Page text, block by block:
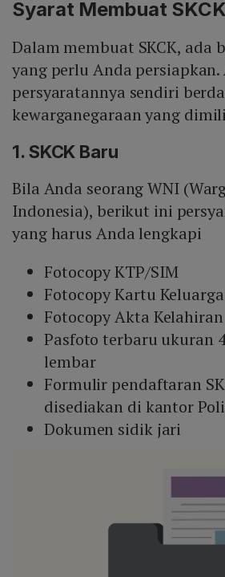
Syarat Membuat SKCK
Dalam membuat SKCK, ada
yang perlu Anda
persyaratannya sendiri
kewarganegaraan yang
1. SKCK Baru
Bila Anda seorang WNI
Indonesia), berikut ini
yang harus Anda lengkapi
Fotocopy KTP/SIM
Fotocopy Kartu Keluarga
Fotocopy Akta Kelahiran
Pasfoto terbaru ukuran
lembar
Formulir pendaftaran
disediakan di kantor
Dokumen sidik jari